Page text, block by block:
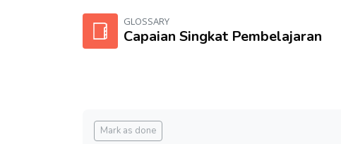
GLOSSARY
Capaian Singkat Pembelajaran
Completion requirements
Mark as done